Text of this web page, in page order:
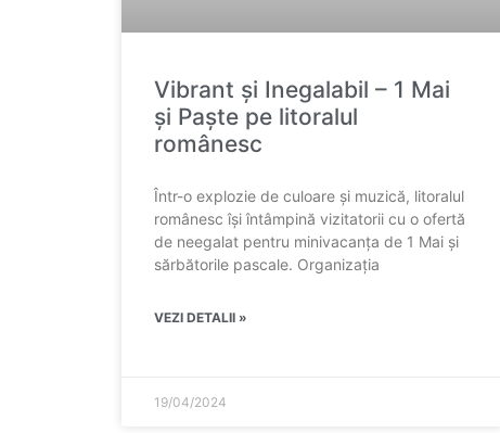
Vibrant și Inegalabil – 1 Mai
și Paște pe litoralul
românesc
Într-o explozie de culoare și muzică, litoralul
românesc își întâmpină vizitatorii cu o ofertă
de neegalat pentru minivacanța de 1 Mai și
sărbătorile pascale. Organizația
VEZI DETALII »
19/04/2024